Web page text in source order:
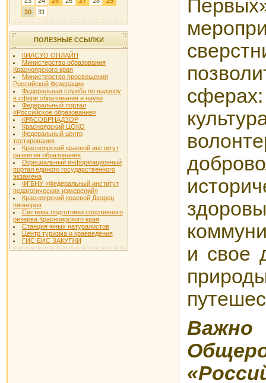
30
31
ПОЛЕЗНЫЕ ССЫЛКИ
КИАСУО ОНЛАЙН
Министерство образования
Красноярского края
Министерство просвещения
Российской Федерации
Федеральная служба по надзору
в сфере образования и науки
Федеральный портал
«Российское образование»
КРАСОБРНАДЗОР
Красноярский ЦОКО
Федеральный центр
тестирования
Красноярский краевой институт
развития образования
Официальный информационный
портал единого государственного
экзамена
ФГБНУ «Федеральный институт
педагогических измерений»
Красноярский краевой Дворец
пионеров
Система подготовки спортивного
резерва Красноярского края
Станция юных натуралистов
Центр туризма и краеведения
ГИС ЕИС ЗАКУПКИ
и свое
Важно